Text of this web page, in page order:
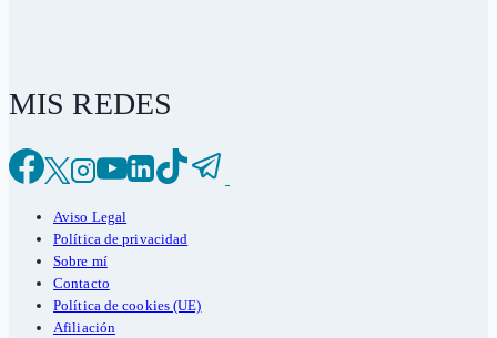
MIS REDES
Aviso Legal
Política de privacidad
Sobre mí
Contacto
Política de cookies (UE)
Afiliación